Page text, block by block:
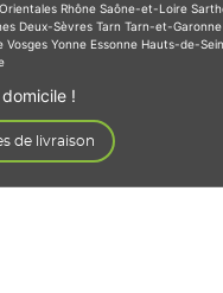
Rhône Saône-et-Loire
Deux-Sèvres Tarn Tarn-et-Garonne
Vosges Yonne Essonne Hauts-de-
!
de livraison